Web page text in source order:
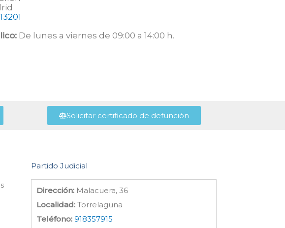
De lunes a viernes de 09:00 a 14:00 h.
Solicitar certificado de defunción
Partido Judicial
Dirección: Malacuera, 36
Localidad: Torrelaguna
Teléfono: 918357915